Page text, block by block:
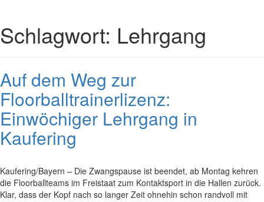
Schlagwort: Lehrgang
Auf dem Weg zur
Floorballtrainerlizenz:
Einwöchiger Lehrgang in
Kaufering
Kaufering/Bayern – Die Zwangspause ist beendet, ab Montag kehren
die Floorballteams im Freistaat zum Kontaktsport in die Hallen zurück.
Klar, dass der Kopf nach so langer Zeit ohnehin schon randvoll mit